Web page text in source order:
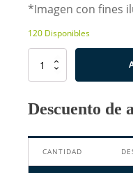
*Imagen con fines
120 Disponibles
Capacitor
10nF
-
cantidad
Descuento de
CANTIDAD